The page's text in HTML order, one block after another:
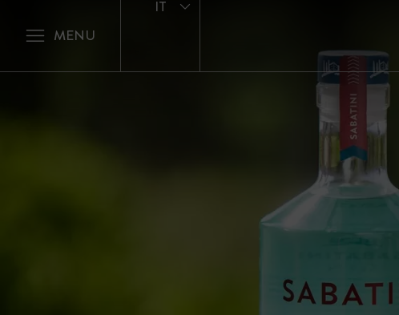
MENU
IT